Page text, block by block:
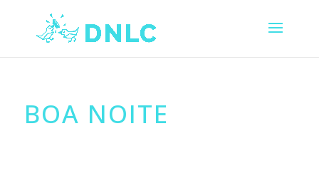
BOA NOITE